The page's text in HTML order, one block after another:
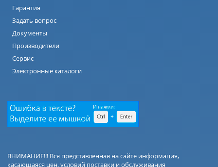
Гарантия
Задать вопрос
Документы
Производители
Сервис
Электронные каталоги
ВНИМАНИЕ!!! Вся представленная на сайте информация,
касающаяся цен, условий поставки и обслуживания